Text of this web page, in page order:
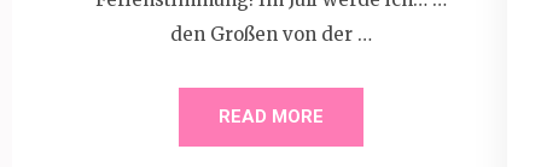
den Großen von der …
READ MORE